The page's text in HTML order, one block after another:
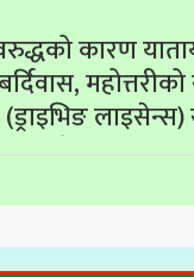
कारण
लाइसेन्स)
सेवाहरू बन्द